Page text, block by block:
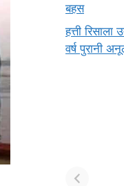
बहस
हत्ती
वर्ष पुरानी
किसे कहते